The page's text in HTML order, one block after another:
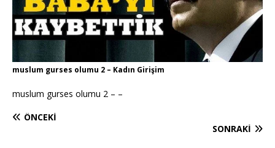
muslum gurses olumu 2 – Kadın Girişim
muslum gurses olumu 2 – –
ÖNCEKI
SONRAKI